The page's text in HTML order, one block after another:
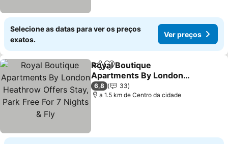
Selecione as datas para ver os preços
exatos.
Ver preços
PartilharAdicionar aos favoritos
Royal Boutique
Apartments By London
Heathrow Offers Stay,
Park Free For 7 Nights &
Ver preços
6,8
33
a 1.5 km de Centro da cidade